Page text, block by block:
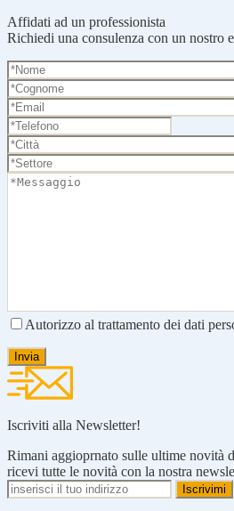
Affidati ad un professionista
Richiedi una consulenza con un nostro
Autorizzo al trattamento dei dati
Iscriviti alla Newsletter!
Rimani aggioprnato sulle ultime novità
ricevi tutte le novità con la nostra